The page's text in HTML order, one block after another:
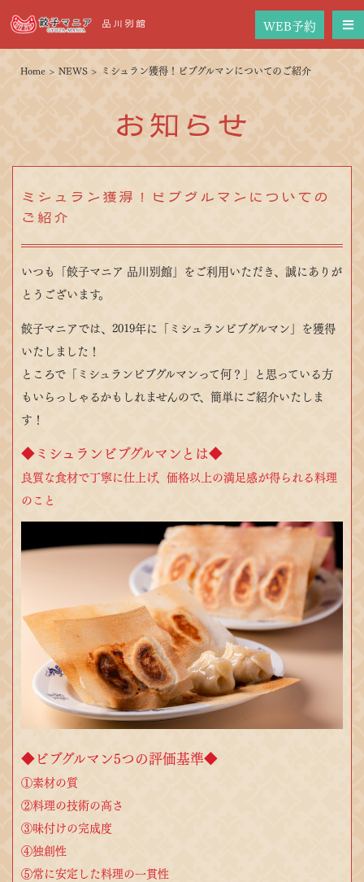
品川別館 WEB予約
Home > NEWS > ミシュラン獲得！ビブグルマンについてのご紹介
お知らせ
ミシュラン獲得！ビブグルマンについての
ご紹介
いつも「餃子マニア 品川別館」をご利用いただき、誠にありが
とうございます。
餃子マニアでは、2019年に「ミシュランビブグルマン」を獲得
いたしました！
ところで「ミシュランビブグルマンって何？」と思っている方
もいらっしゃるかもしれませんので、簡単にご紹介いたしま
す！
◆ミシュランビブグルマンとは◆
良質な食材で丁寧に仕上げ、価格以上の満足感が得られる料理
のこと
◆ビブグルマン5つの評価基準◆
①素材の質
②料理の技術の高さ
③味付けの完成度
④独創性
⑤常に安定した料理の一貫性